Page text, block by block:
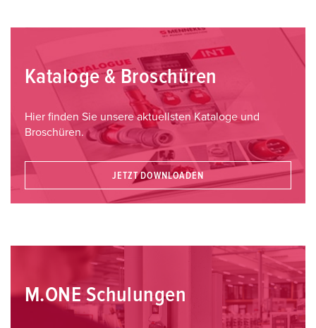
Kataloge & Broschüren
Hier finden Sie unsere aktuellsten Kataloge und
Broschüren.
JETZT DOWNLOADEN
M.ONE Schulungen